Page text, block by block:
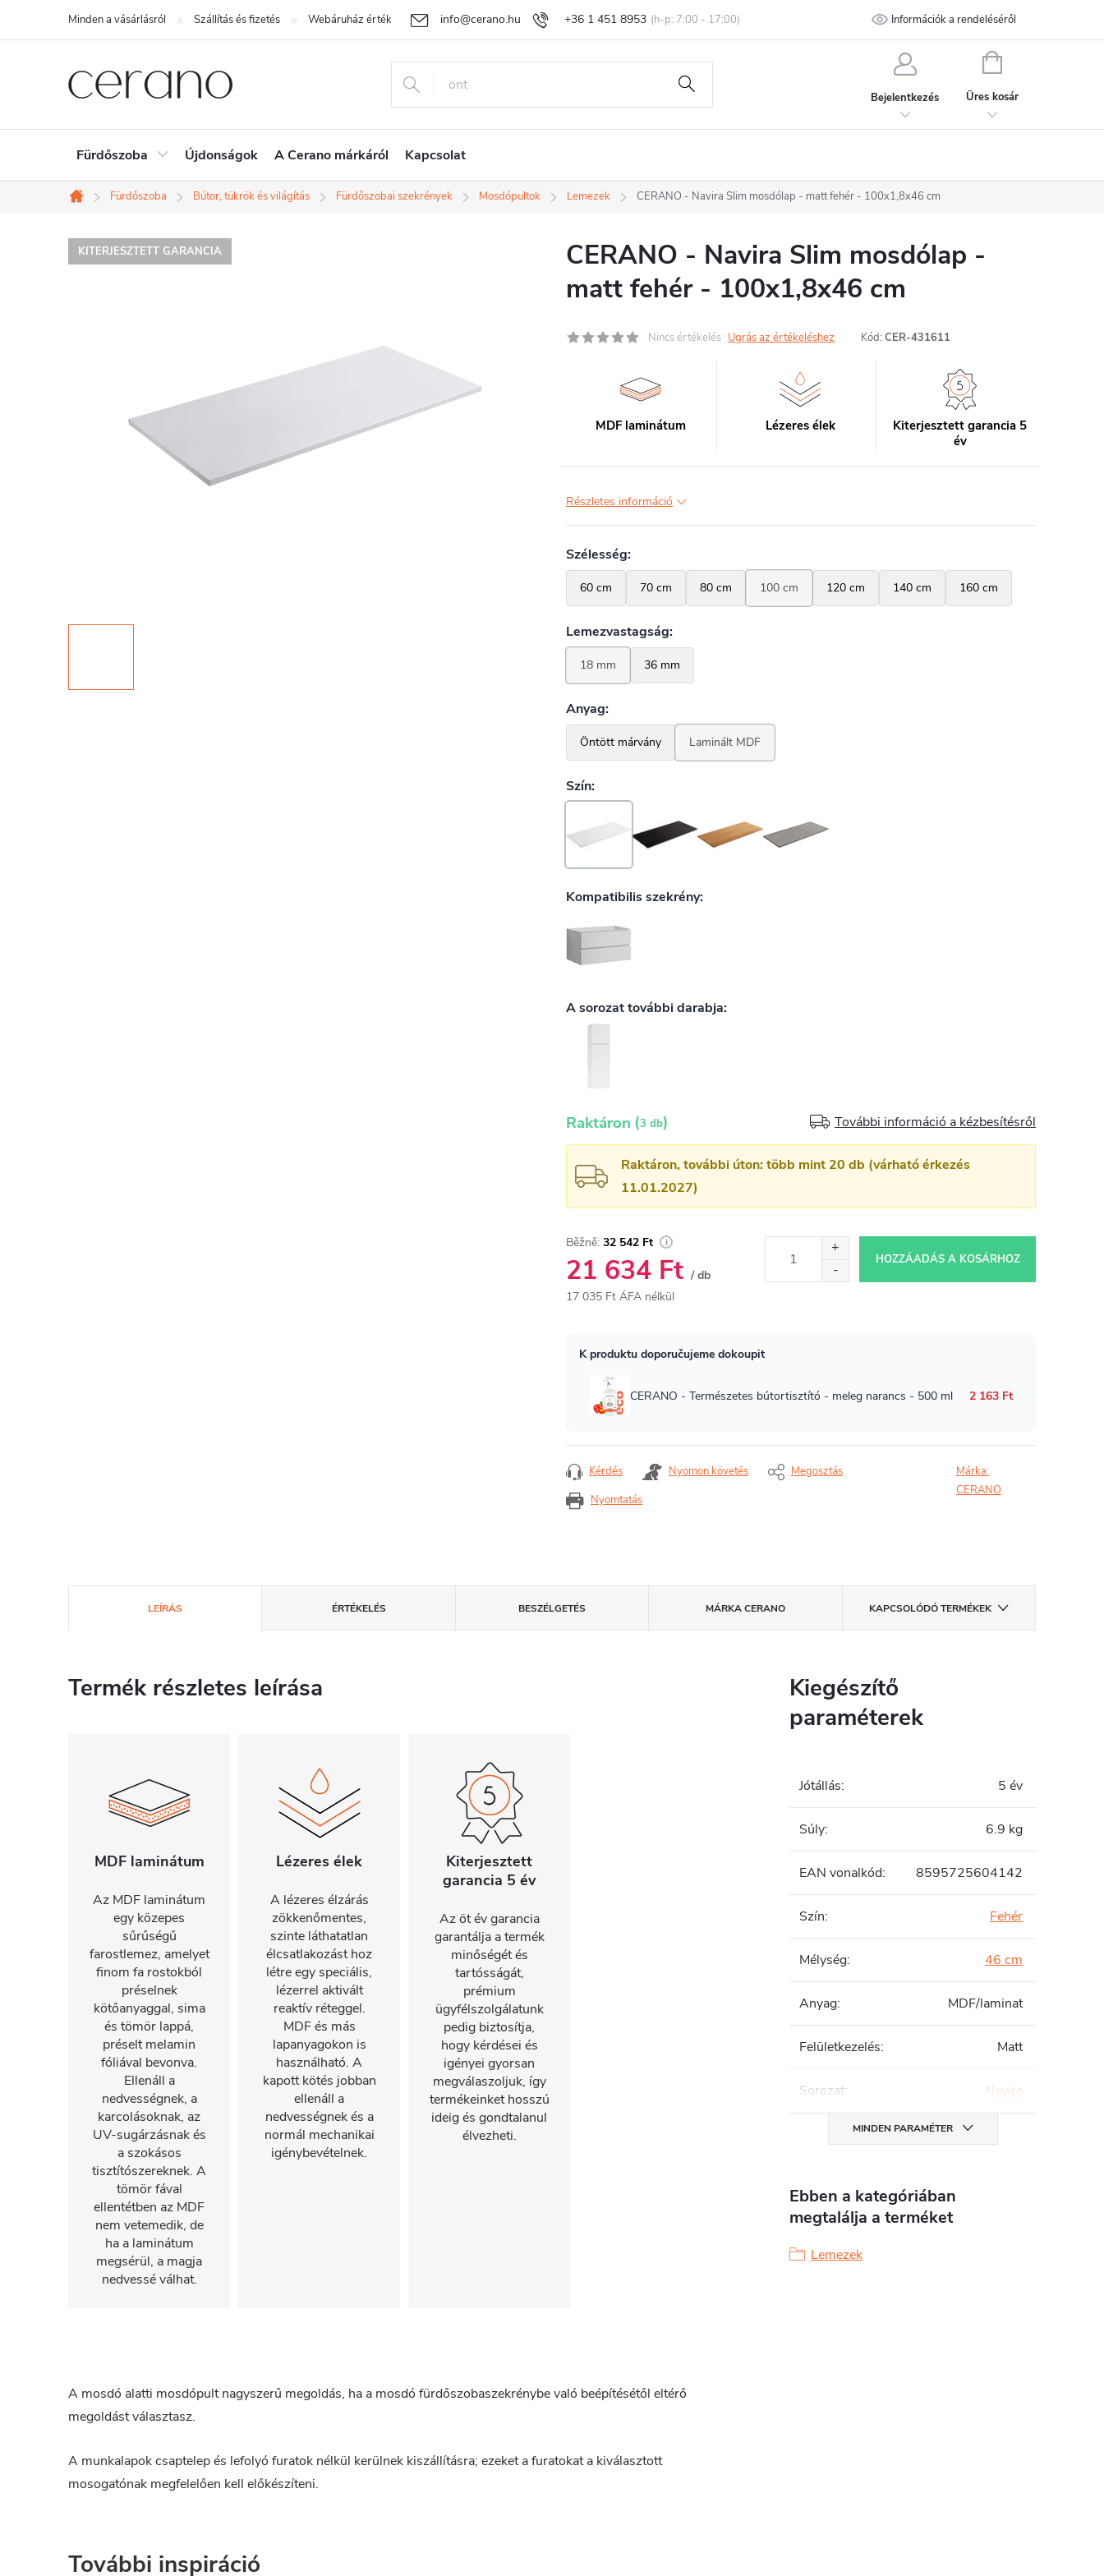
tartalomhoz
+36 1 451 8953
info@cerano.hu
Minden a vásárlásról Szállítás és fizetés Webáruház értékelése Egyedi árazás Áru visszaküldése és reklamáció Általános Szerződési Feltételek Adatvédelmi feltételek
Információk a rendeléséről
Bejelentkezés
KOSÁR
Üres kosár
Fürdőszoba Újdonságok A Cerano márkáról Kapcsolat
Kezdőlap
Fürdőszoba Bútor, tükrök és világítás Fürdőszobai szekrények Mosdópultok Lemezek CERANO - Navira Slim mosdólap - matt fehér - 100x1,8x46 cm
KITERJESZTETT GARANCIA
CERANO - Navira Slim mosdólap -
matt fehér - 100x1,8x46 cm
Nincs értékelés Ugrás az értékeléshez Kód: CER-431611
MDF laminátum Lézeres élek
Kiterjesztett garancia 5
év
Részletes információ
Raktáron (3 db) További információ a kézbesítésről
Raktáron, további úton: több mint 20 db (várható érkezés
11.01.2027)
32 542 Ft
21 634 Ft / db
17 035 Ft ÁFA nélkül
HOZZÁADÁS A KOSÁRHOZ
Nyomtatás
Kérdés Nyomon követés Megosztás
Márka:
CERANO
LEÍRÁS ÉRTÉKELÉS BESZÉLGETÉS MÁRKACERANO KAPCSOLÓDÓ TERMÉKEK
Termék részletes leírása
MDF laminátum
Az MDF laminátum
egy közepes
sűrűségű
farostlemez, amelyet
finom fa rostokból
préselnek
kötőanyaggal, sima
és tömör lappá,
préselt melamin
fóliával bevonva.
Ellenáll a
nedvességnek, a
karcolásoknak, az
UV-sugárzásnak és
a szokásos
tisztítószereknek. A
tömör fával
ellentétben az MDF
nem vetemedik, de
ha a laminátum
megsérül, a magja
nedvessé válhat.
Lézeres élek
A lézeres élzárás
zökkenőmentes,
szinte láthatatlan
élcsatlakozást hoz
létre egy speciális,
lézerrel aktivált
reaktív réteggel.
MDF és más
lapanyagokon is
használható. A
kapott kötés jobban
ellenáll a
nedvességnek és a
normál mechanikai
igénybevételnek.
Kiterjesztett
garancia 5 év
Az öt év garancia
garantálja a termék
minőségét és
tartósságát,
prémium
ügyfélszolgálatunk
pedig biztosítja,
hogy kérdései és
igényei gyorsan
megválaszoljuk, így
termékeinket hosszú
ideig és gondtalanul
élvezheti.
A mosdó alatti mosdópult nagyszerű megoldás, ha a mosdó fürdőszobaszekrénybe való beépítésétől eltérő
megoldást választasz.
A munkalapok csaptelep és lefolyó furatok nélkül kerülnek kiszállításra; ezeket a furatokat a kiválasztott
mosogatónak megfelelően kell előkészíteni.
Kiegészítő
paraméterek
Jótállás: 5 év
Súly: 6.9 kg
EAN vonalkód: 8595725604142
Szín: Fehér
Mélység: 46 cm
Anyag: MDF/laminat
Felületkezelés: Matt
Sorozat: Navira
MINDEN PARAMÉTER
Ebben a kategóriában
megtalálja a terméket
Lemezek
További inspiráció